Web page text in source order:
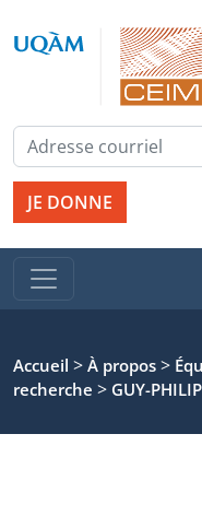
JE DONNE
Accueil > À propos >
recherche > GUY-